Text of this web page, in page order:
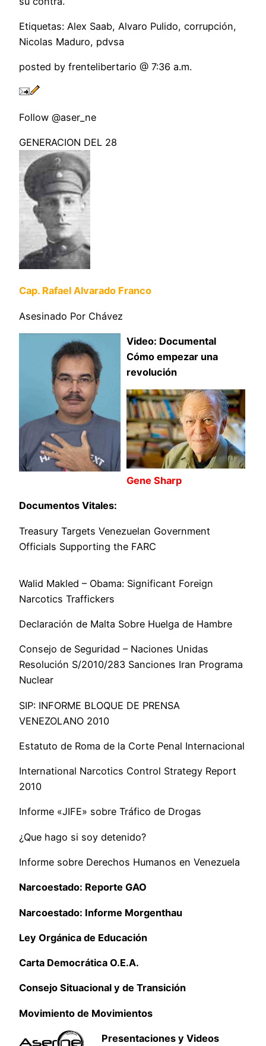
Etiquetas: Alex Saab, Alvaro Pulido, corrupción,
Nicolas Maduro, pdvsa
posted by frentelibertario @ 7:36 a.m.
Follow @aser_ne
GENERACION DEL 28
Cap. Rafael Alvarado Franco
Asesinado Por Chávez
Video: Documental
Cómo empezar una
revolución
Gene Sharp
Documentos Vitales:
Treasury Targets Venezuelan Government
Officials Supporting the FARC
Walid Makled – Obama: Significant Foreign
Narcotics Traffickers
Declaración de Malta Sobre Huelga de Hambre
Consejo de Seguridad – Naciones Unidas
Resolución S/2010/283 Sanciones Iran Programa
Nuclear
SIP: INFORME BLOQUE DE PRENSA
VENEZOLANO 2010
Estatuto de Roma de la Corte Penal Internacional
International Narcotics Control Strategy Report
2010
Informe «JIFE» sobre Tráfico de Drogas
¿Que hago si soy detenido?
Informe sobre Derechos Humanos en Venezuela
Narcoestado: Reporte GAO
Narcoestado: Informe Morgenthau
Ley Orgánica de Educación
Carta Democrática O.E.A.
Consejo Situacional y de Transición
Movimiento de Movimientos
Presentaciones y Videos